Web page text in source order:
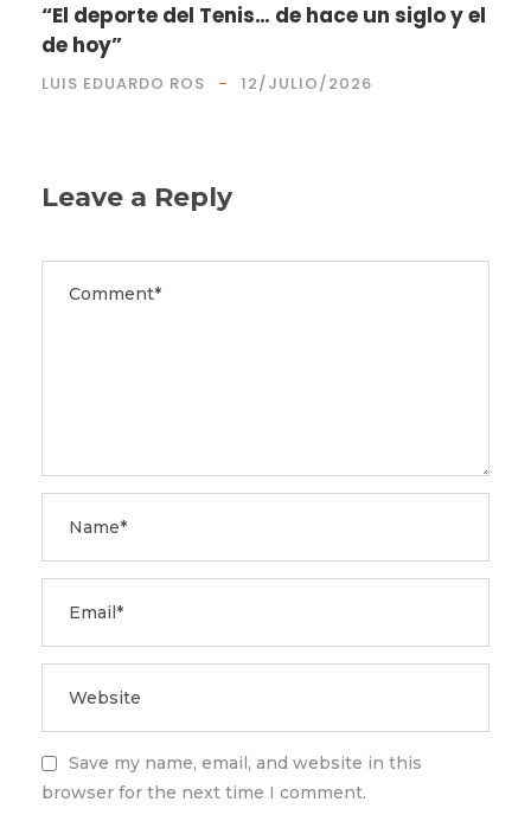
“El deporte del Tenis… de hace un siglo y el
de hoy”
LUIS EDUARDO ROS 12/JULIO/2026
Leave a Reply
Save my name, email, and website in this
browser for the next time I comment.